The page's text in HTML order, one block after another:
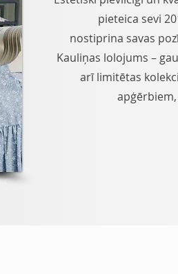
pieteica sevi
nostiprina savas
Kauliņas lolojums –
arī limitētas